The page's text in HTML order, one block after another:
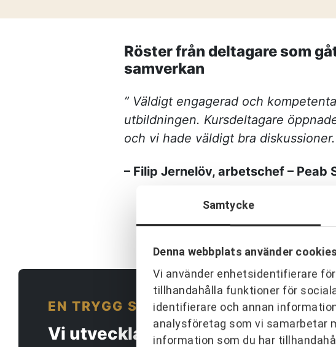
Samtycke
Denna webbplats använder cookies
Vi använder enhetsidentifierare
tillhandahålla funktioner för
identifierare och annan
analysföretag som vi samarbetar
information som du har
Frågor och svar
Referenser
Våra kunder
Om oss
Röster från deltagare som
samverkan
” Väldigt engagerad och
utbildningen. Kursdeltagare
och vi hade väldigt bra diskussioner.
– Filip Jernelöv, arbetschef – Peab
EN TRYGG SAMARBETSPARTNER
Vi utvecklar människor och